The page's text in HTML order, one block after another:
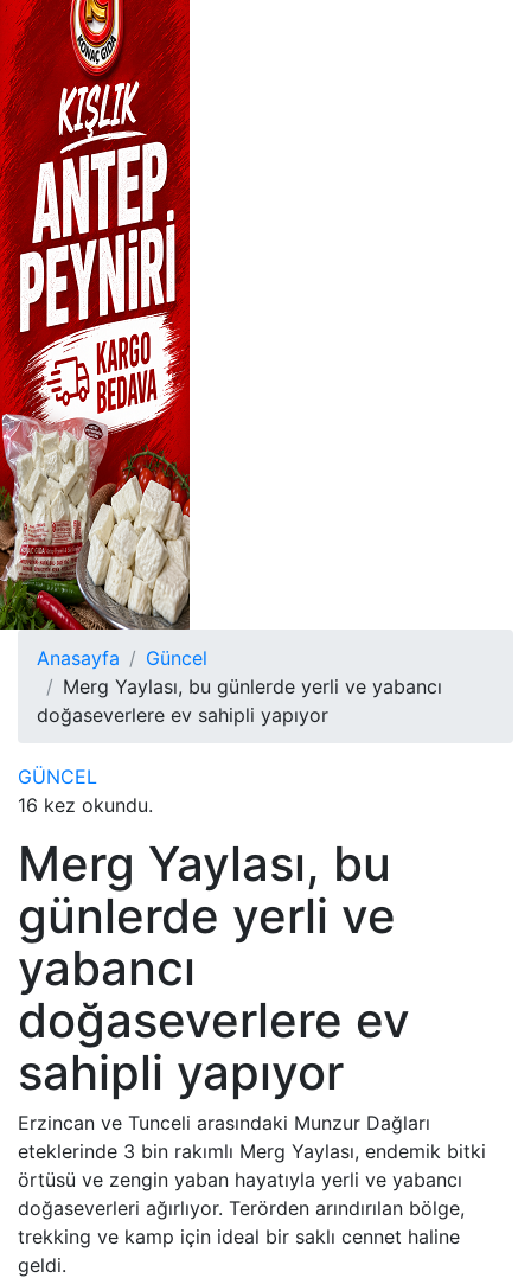
Anasayfa
Güncel
Merg Yaylası, bu günlerde yerli ve yabancı
doğaseverlere ev sahipli yapıyor
GÜNCEL
16 kez okundu.
Merg Yaylası, bu
günlerde yerli ve
yabancı
doğaseverlere ev
sahipli yapıyor
Erzincan ve Tunceli arasındaki Munzur Dağları
eteklerinde 3 bin rakımlı Merg Yaylası, endemik bitki
örtüsü ve zengin yaban hayatıyla yerli ve yabancı
doğaseverleri ağırlıyor. Terörden arındırılan bölge,
trekking ve kamp için ideal bir saklı cennet haline
geldi.